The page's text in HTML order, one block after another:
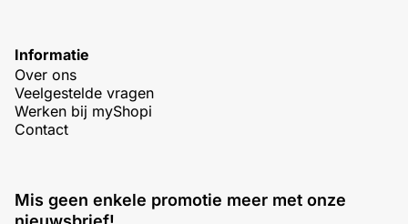
Informatie
Over ons
Veelgestelde vragen
Werken bij myShopi
Contact
Mis geen enkele promotie meer met onze